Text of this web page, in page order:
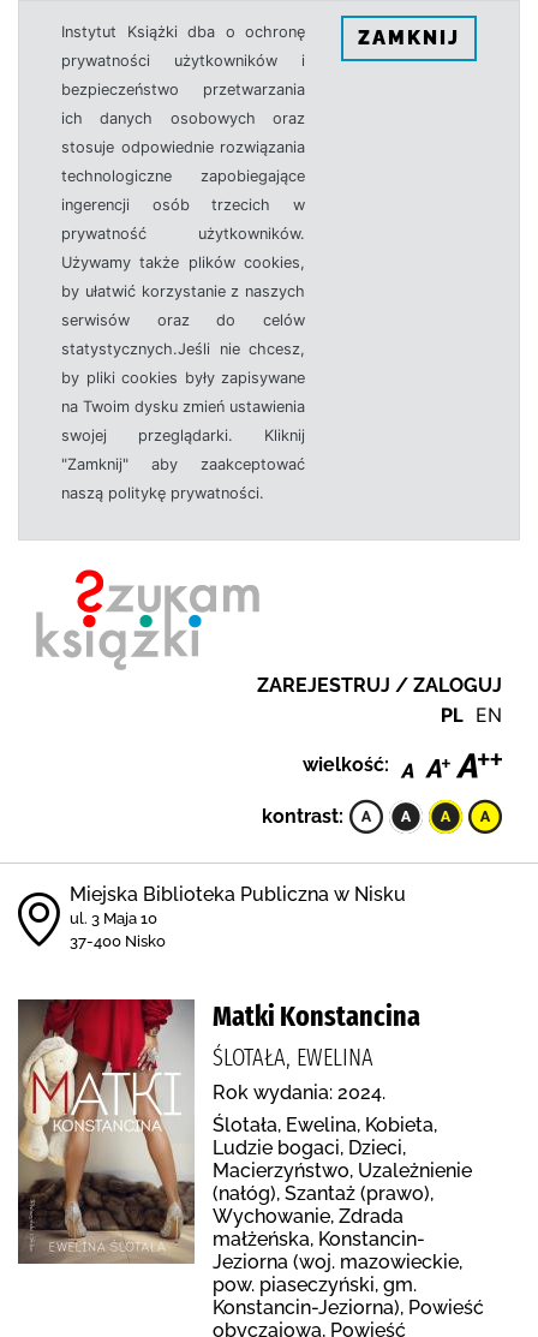
Instytut Książki dba o ochronę
prywatności użytkowników i
bezpieczeństwo przetwarzania
ich danych osobowych oraz
stosuje odpowiednie rozwiązania
technologiczne zapobiegające
ingerencji osób trzecich w
prywatność użytkowników.
Używamy także plików cookies,
by ułatwić korzystanie z naszych
serwisów oraz do celów
statystycznych.Jeśli nie chcesz,
by pliki cookies były zapisywane
na Twoim dysku zmień ustawienia
swojej przeglądarki. Kliknij
"Zamknij" aby zaakceptować
naszą politykę prywatności.
ZAMKNIJ
ZAREJESTRUJ / ZALOGUJ
PL EN
wielkość:
kontrast:
Miejska Biblioteka Publiczna w Nisku
ul. 3 Maja 10
37-400 Nisko
Matki Konstancina
ŚLOTAŁA, EWELINA
Rok wydania: 2024.
Ślotała, Ewelina, Kobieta,
Ludzie bogaci, Dzieci,
Macierzyństwo, Uzależnienie
(nałóg), Szantaż (prawo),
Wychowanie, Zdrada
małżeńska, Konstancin-
Jeziorna (woj. mazowieckie,
pow. piaseczyński, gm.
Konstancin-Jeziorna), Powieść
obyczajowa, Powieść